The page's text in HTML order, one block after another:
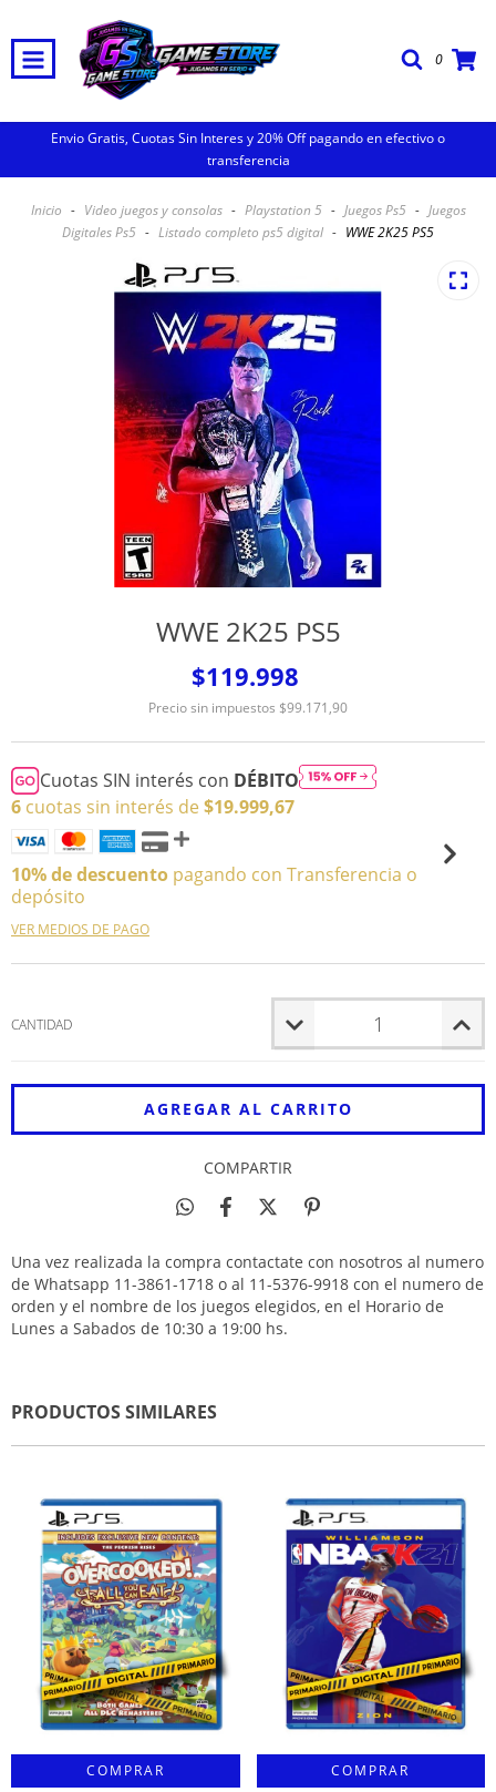
0
Envio Gratis, Cuotas Sin Interes y 20% Off pagando en efectivo o
transferencia
Inicio - Video juegos y consolas - Playstation 5 - Juegos Ps5 - Juegos
Digitales Ps5 - Listado completo ps5 digital - WWE 2K25 PS5
WWE 2K25 PS5
$119.998
Precio sin impuestos $99.171,90
Cuotas SIN interés con DÉBITO
6 cuotas sin interés de $19.999,67
10% de descuento pagando con Transferencia o
depósito
VER MEDIOS DE PAGO
CANTIDAD
COMPARTIR
Una vez realizada la compra contactate con nosotros al numero
de Whatsapp 11-3861-1718 o al 11-5376-9918 con el numero de
orden y el nombre de los juegos elegidos, en el Horario de
Lunes a Sabados de 10:30 a 19:00 hs.
PRODUCTOS SIMILARES